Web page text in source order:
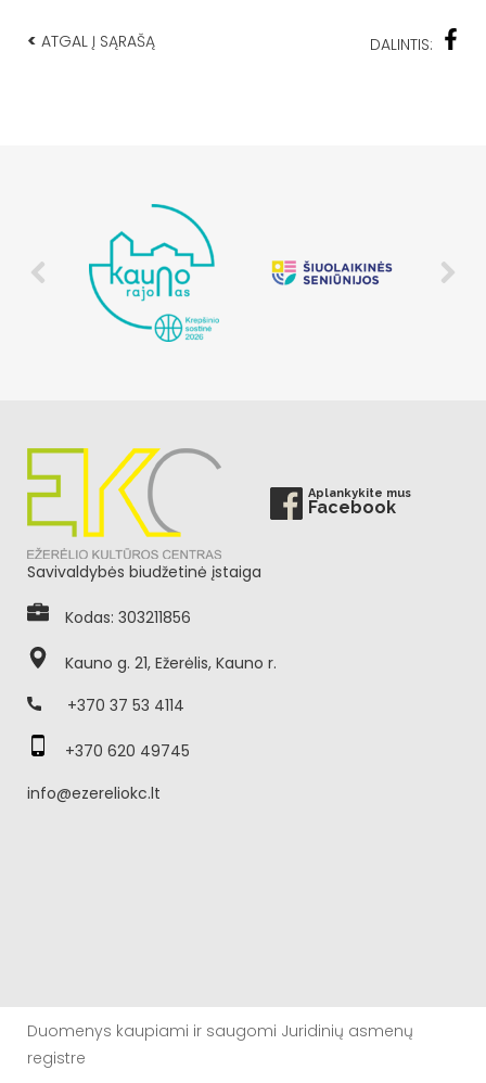
< ATGAL Į SĄRAŠĄ DALINTIS:
Aplankykite mus
Facebook
Savivaldybės biudžetinė įstaiga
Kodas: 303211856
Kauno g. 21, Ežerėlis, Kauno r.
+370 37 53 4114
+370 620 49745
info@ezereliokc.lt
Duomenys kaupiami ir saugomi Juridinių asmenų
registre